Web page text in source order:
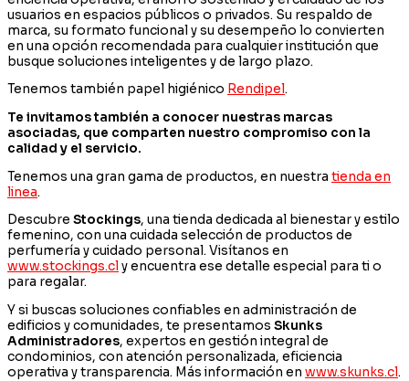
usuarios en espacios públicos o privados. Su respaldo de
marca, su formato funcional y su desempeño lo convierten
en una opción recomendada para cualquier institución que
busque soluciones inteligentes y de largo plazo.
Tenemos también papel higiénico Rendipel.
Te invitamos también a conocer nuestras marcas
asociadas, que comparten nuestro compromiso con la
calidad y el servicio.
Tenemos una gran gama de productos, en nuestra tienda en
linea.
Descubre Stockings, una tienda dedicada al bienestar y estilo
femenino, con una cuidada selección de productos de
perfumería y cuidado personal. Visítanos en
www.stockings.cl y encuentra ese detalle especial para ti o
para regalar.
Y si buscas soluciones confiables en administración de
edificios y comunidades, te presentamos Skunks
Administradores, expertos en gestión integral de
condominios, con atención personalizada, eficiencia
operativa y transparencia. Más información en www.skunks.cl.